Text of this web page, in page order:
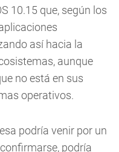
10.15 que, según los
así hacia la
aunque
no está en sus
operativos.
podría venir por un
podría